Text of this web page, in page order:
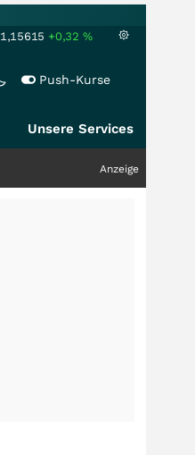
1,15615 +0,32 %
Push-Kurse
Unsere Services
Anzeige